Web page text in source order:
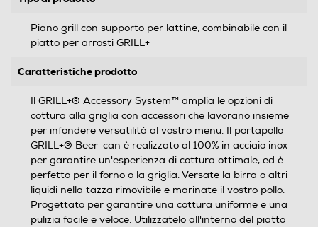
Piano grill con supporto per lattine, combinabile con il
piatto per arrosti GRILL+
Caratteristiche prodotto
Il GRILL+® Accessory System™ amplia le opzioni di
cottura alla griglia con accessori che lavorano insieme
per infondere versatilità al vostro menu. Il portapollo
GRILL+® Beer-can è realizzato al 100% in acciaio inox
per garantire un'esperienza di cottura ottimale, ed è
perfetto per il forno o la griglia. Versate la birra o altri
liquidi nella tazza rimovibile e marinate il vostro pollo.
Progettato per garantire una cottura uniforme e una
pulizia facile e veloce. Utilizzatelo all'interno del piatto